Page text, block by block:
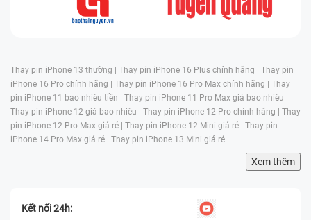
Thay pin iPhone 13 thường | Thay pin iPhone 16 Plus chính hãng | Thay pin
iPhone 16 Pro chính hãng | Thay pin iPhone 16 Pro Max chính hãng | Thay
pin iPhone 11 bao nhiêu tiền | Thay pin iPhone 11 Pro Max giá bao nhiêu |
Thay pin iPhone 12 giá bao nhiêu | Thay pin iPhone 12 Pro chính hãng | Thay
pin iPhone 12 Pro Max giá rẻ | Thay pin iPhone 12 Mini giá rẻ | Thay pin
iPhone 14 Pro Max giá rẻ | Thay pin iPhone 13 Mini giá rẻ |
Xem thêm
Kết nối 24h: